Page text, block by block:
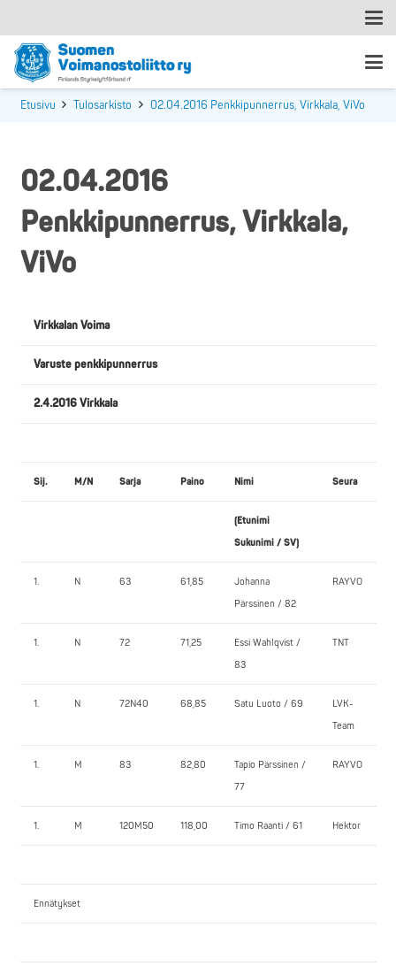
Etusivu Tulosarkisto 02.04.2016 Penkkipunnerrus, Virkkala, ViVo
02.04.2016
Penkkipunnerrus, Virkkala,
ViVo
Virkkalan Voima
Varuste penkkipunnerrus
2.4.2016 Virkkala
Sij. M/N Sarja Paino Nimi Seura
(Etunimi
Sukunimi / SV)
1. N 63 61,85
Johanna
Pärssinen / 82
RAYVO
1. N 72 71,25
Essi Wahlqvist /
83
TNT
1. N 72N40 68,85 Satu Luoto / 69
LVK-
Team
1. M 83 82,80
Tapio Pärssinen /
77
RAYVO
1. M 120M50 118,00 Timo Raanti / 61 Hektor
Ennätykset